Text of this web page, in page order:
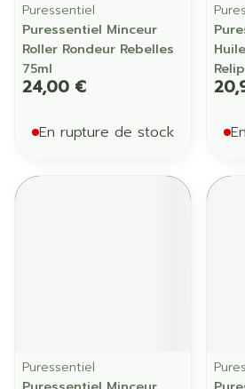
Puressentiel
Puressentiel Minceur
Roller Rondeur Rebelles
75ml
24,00 €
En rupture de stock
Puressentiel